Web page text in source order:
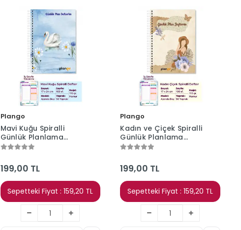
Plango
Mavi Kuğu Spiralli
Günlük Planlama
Defteri - 100 Sayfa -
199,00 TL
Sepetteki Fiyat : 159,20 TL
Plango
Kadın ve Çiçek Spiralli
Günlük Planlama
Defteri - 100 Sayfa -
199,00 TL
Sepetteki Fiyat : 159,20 TL